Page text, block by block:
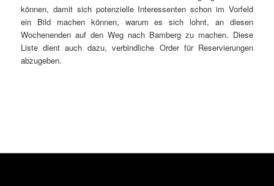
können, damit sich potenzielle Interessenten schon im Vorfeld
ein Bild machen können, warum es sich lohnt, an diesen
Wochenenden auf den Weg nach Bamberg zu machen. Diese
Liste dient auch dazu, verbindliche Order für Reservierungen
abzugeben.